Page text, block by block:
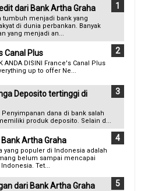
dari Bank Artha Graha
tumbuh menjadi bank yang
di dunia perbankan. Banyak
yang menjadi an...
Canal Plus
ANDA DISINI France's Canal Plus
up to offer Ne...
Deposito tertinggi di
dana di bank salah
produk deposito. Selain d...
Artha Graha
yang populer di Indonesia adalah
belum sampai mencapai
Tet...
dari Bank Artha Graha